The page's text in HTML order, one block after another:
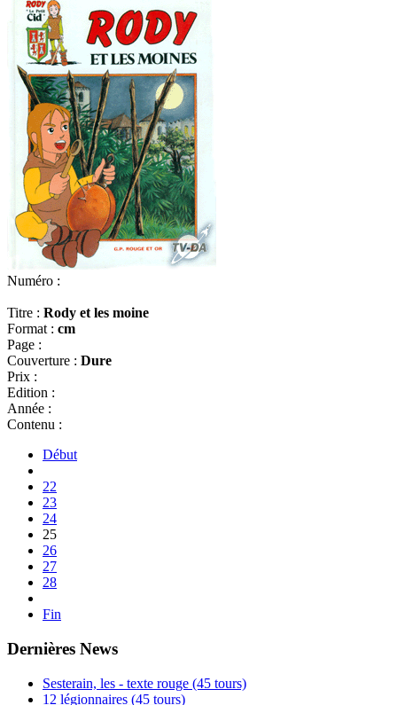
Numéro :
Titre : Rody et les moine
Format : cm
Page :
Couverture : Dure
Prix :
Edition :
Année :
Contenu :
Début
22
23
24
25
26
27
28
Fin
Dernières News
Sesterain, les - texte rouge (45 tours)
12 légionnaires (45 tours)